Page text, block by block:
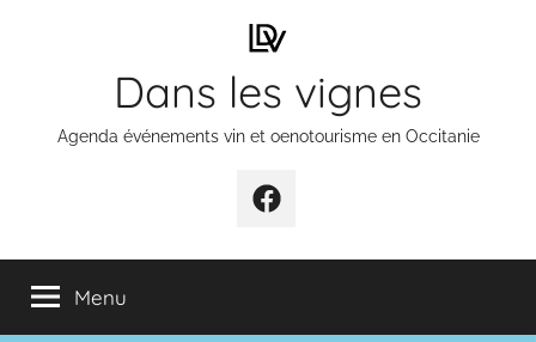
Dans les vignes
Agenda événements vin et oenotourisme en Occitanie
Élément
menu
Menu